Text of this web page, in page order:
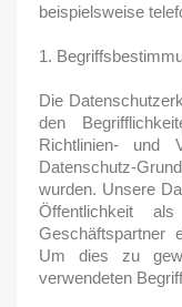
beispielsweise
1.
Die
den
Richtlinien- und
Datenschutz-
wurden. Unsere
Öffentlichkeit
Geschäftspartner
Um dies zu
verwendeten